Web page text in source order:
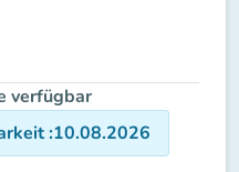
verfügbar
:10.08.2026